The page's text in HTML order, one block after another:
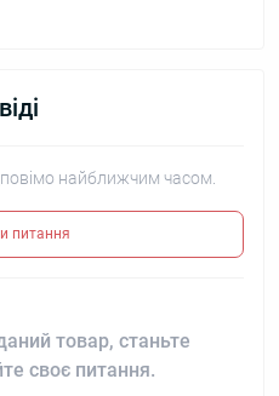
найближчим часом.
питання
товар, станьте
своє питання.